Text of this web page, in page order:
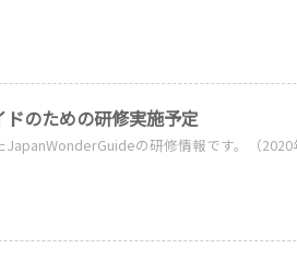
のための研修実施予定
の研修情報です。（2020